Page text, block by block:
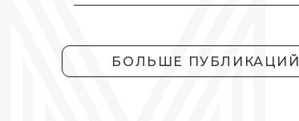
БОЛЬШЕ ПУБЛИКАЦИЙ